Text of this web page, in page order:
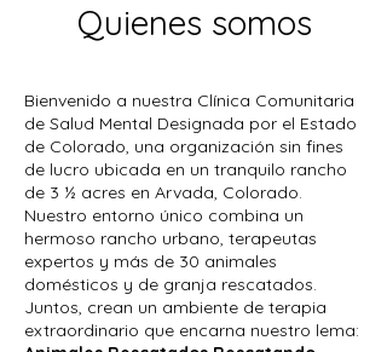
Quienes somos
Bienvenido a nuestra Clínica Comunitaria
de Salud Mental Designada por el Estado
de Colorado, una organización sin fines
de lucro ubicada en un tranquilo rancho
de 3 ½ acres en Arvada, Colorado.
Nuestro entorno único combina un
hermoso rancho urbano, terapeutas
expertos y más de 30 animales
domésticos y de granja rescatados.
Juntos, crean un ambiente de terapia
extraordinario que encarna nuestro lema: